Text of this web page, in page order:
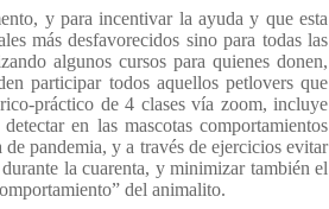
y para incentivar la ayuda y que esta
más desfavorecidos sino para todas las
algunos cursos para quienes donen,
participar todos aquellos petlovers que
práctico de 4 clases vía zoom, incluye
en las mascotas comportamientos
de pandemia, y a través de ejercicios evitar
la cuarenta, y minimizar también el
del animalito.